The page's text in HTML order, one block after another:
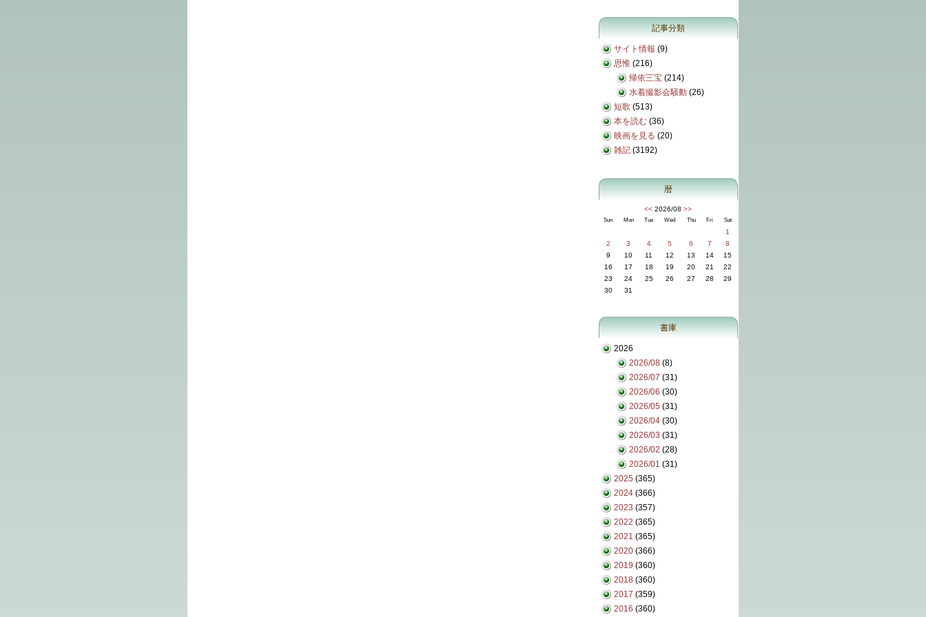
記事分類
サイト情報 (9)
思惟 (216)
帰依三宝 (214)
水着撮影会騒動 (26)
短歌 (513)
本を読む (36)
映画を見る (20)
雑記 (3192)
暦
<< 2026/08 >>
Sun Mon Tue Wed Thu Fri Sat
1
2
3 4 5 6 7
8
9
10 11 12 13 14
15
16
17 18 19 20 21
22
23
24 25 26 27 28
29
30
31
書庫
2026
2026/08 (8)
2026/07 (31)
2026/06 (30)
2026/05 (31)
2026/04 (30)
2026/03 (31)
2026/02 (28)
2026/01 (31)
2025 (365)
2024 (366)
2023 (357)
2022 (365)
2021 (365)
2020 (366)
2019 (360)
2018 (360)
2017 (359)
2016 (360)